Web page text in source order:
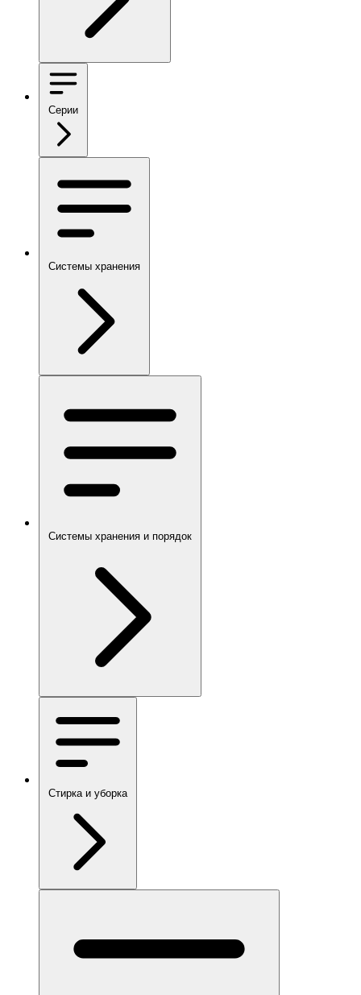
Серии
Системы хранения
Системы хранения и порядок
Стирка и уборка